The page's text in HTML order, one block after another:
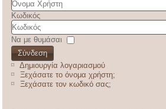
Κωδικός
Να με θυμάσαι
Σύνδεση
Δημιουργία λογαριασμού
Ξεχάσατε το όνομα χρήστη;
Ξεχάσατε τον κωδικό σας;